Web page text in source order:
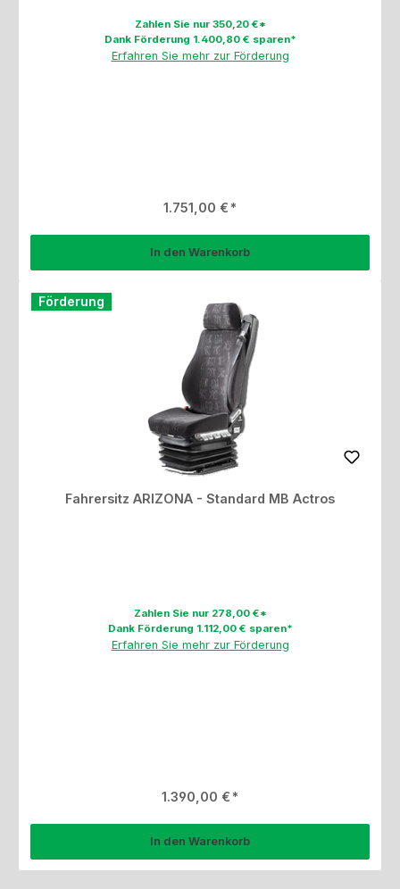
Zahlen Sie nur 350,20 €*
Dank Förderung 1.400,80 € sparen*
Erfahren Sie mehr zur Förderung
Regulärer Preis:
1.751,00 €
In den Warenkorb
Förderung
Fahrersitz ARIZONA - Standard MB Actros
Zahlen Sie nur 278,00 €*
Dank Förderung 1.112,00 € sparen*
Erfahren Sie mehr zur Förderung
Regulärer Preis:
1.390,00 €
In den Warenkorb